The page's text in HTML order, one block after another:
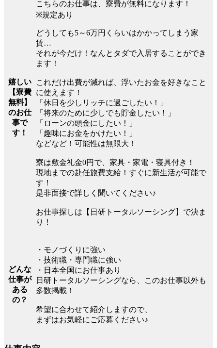
嬉しい
【寮費
無料】
のお仕
事で
す！
こちらのお仕事は、寮費が無料になります！
※規定あり
どうしても5～6万円くらいはかかってしまう家
賃…
それが今だけ！なんとタダで入居することができ
ます！
これだけ出費が減れば、浮いたお金を好きなこと
に使えます！
「休日を少しリッチに過ごしたい！」
「将来のために少しでも貯金したい！」
「ローンの頭金にしたい！」
「趣味にお金をかけたい！」
などなど！可能性は無限大！
寮は敷金礼金0円で、家具・家電・寝具付き！
現地までの赴任旅費支給！すぐに新生活が可能で
す！
是非面接で詳しく聞いてください♪
お仕事探しは【日研トータルソーシング】で決ま
り！
どんな
仕事が
ある
の？
・モノづくりに強い
・技術職・専門職に強い
・日本全国にお仕事あり
日研トータルソーシングなら、このお仕事以外も
多数掲載！
希望に合わせて紹介しますので、
まずはお気軽にご応募ください♪